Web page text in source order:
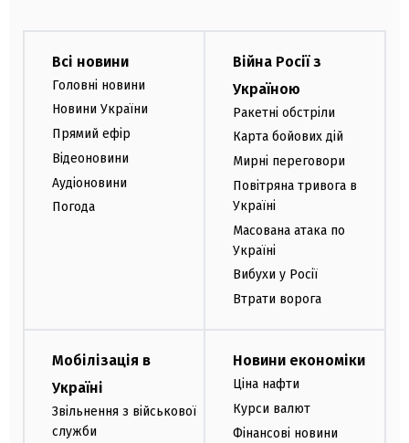
Всі новини
Головні новини
Новини України
Прямий ефір
Відеоновини
Аудіоновини
Погода
Війна Росії з
Україною
Ракетні обстріли
Карта бойових дій
Мирні переговори
Повітряна тривога в
Україні
Масована атака по
Україні
Вибухи у Росії
Втрати ворога
Мобілізація в
Україні
Звільнення з військової
служби
Новини економіки
Ціна нафти
Курси валют
Фінансові новини